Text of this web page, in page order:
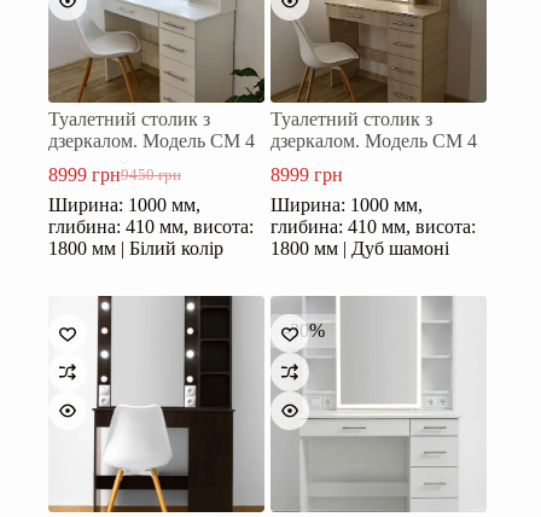
Туалетний столик з
дзеркалом. Модель СМ 4
9450грн
Оригінальна
ціна:
9450 грн.
8999 грнПоточна
ціна:
8999 грн.
Ширина: 1000 мм,
глибина: 410 мм, висота:
1800 мм | Білий колір
Туалетний столик з
дзеркалом. Модель СМ 4
8999грн
Ширина: 1000 мм,
глибина: 410 мм, висота:
1800 мм | Дуб шамоні
-30%